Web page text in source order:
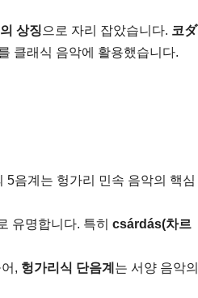
상징으로 자리 잡았습니다. 코ダ
클래식 음악에 활용했습니다.
5음계는 헝가리 민속 음악의 핵심
유명합니다. 특히 csárdás(차르
, 헝가리식 단음계 는 서양 음악의